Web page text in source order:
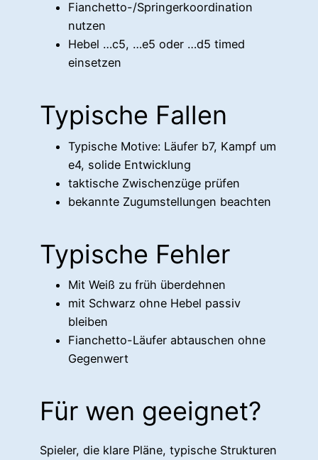
Fianchetto-/Springerkoordination
nutzen
Hebel …c5, …e5 oder …d5 timed
einsetzen
Typische Fallen
Typische Motive: Läufer b7, Kampf um
e4, solide Entwicklung
taktische Zwischenzüge prüfen
bekannte Zugumstellungen beachten
Typische Fehler
Mit Weiß zu früh überdehnen
mit Schwarz ohne Hebel passiv
bleiben
Fianchetto-Läufer abtauschen ohne
Gegenwert
Für wen geeignet?
Spieler, die klare Pläne, typische Strukturen